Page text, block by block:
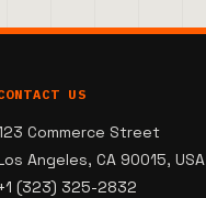
US
Commerce Street
Angeles, CA 90015, USA
(323) 325-2832